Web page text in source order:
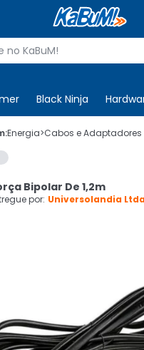
Black Ninja
sua conta
CADASTRE-SE
Energia>Cabos e Adaptadores
Bipolar De 1,2m
por: Universolandia